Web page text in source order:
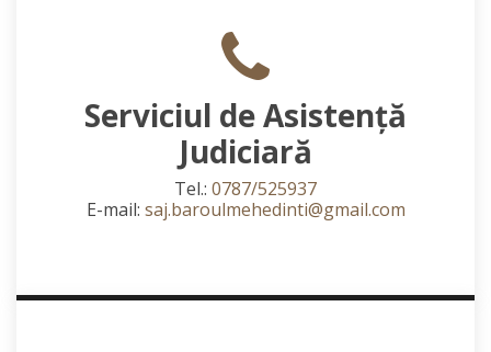
Serviciul de Asistență
Judiciară
Tel.: 0787/525937
E-mail: saj.baroulmehedinti@gmail.com